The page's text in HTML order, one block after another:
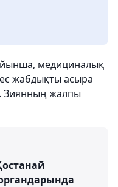
медициналық
жабдықты асыра
Зиянның жалпы